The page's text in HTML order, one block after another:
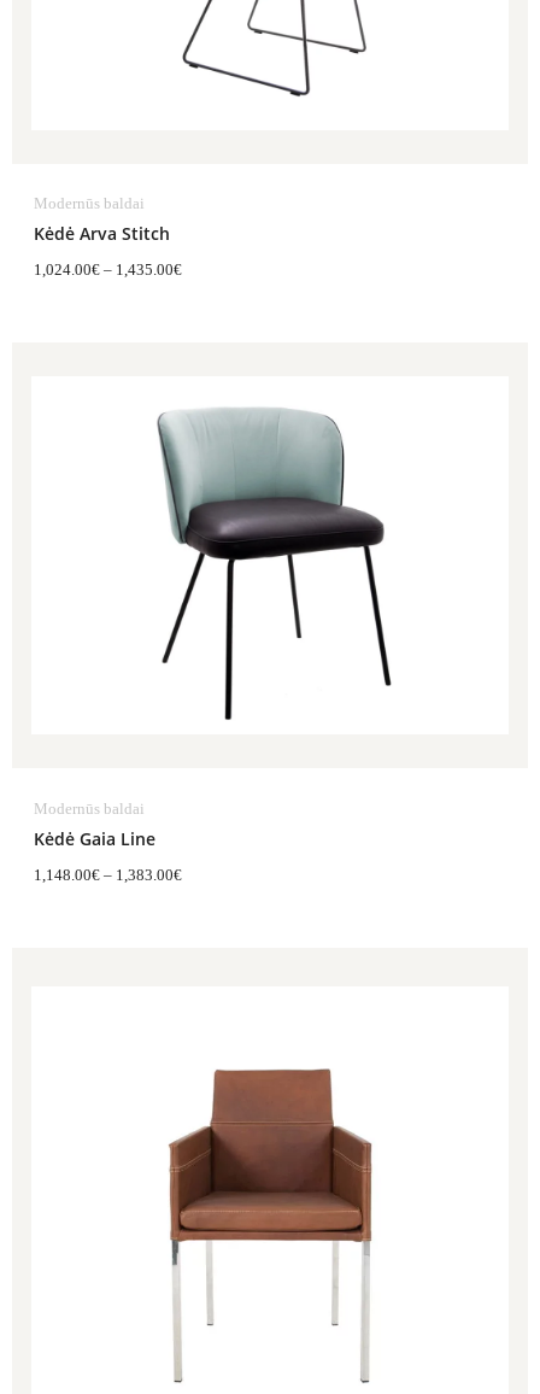
Modernūs baldai
Kėdė Arva Stitch
1,024.00€ – 1,435.00€
Modernūs baldai
Kėdė Gaia Line
1,148.00€ – 1,383.00€
through
1,383.00€